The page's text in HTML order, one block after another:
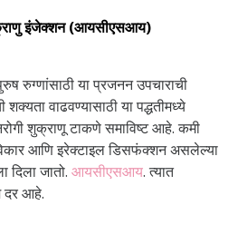
इंजेक्शन (आयसीएसआय)
रुग्णांसाठी या प्रजनन उपचाराची
वाढवण्यासाठी या पद्धतीमध्ये
शुक्राणू टाकणे समाविष्ट आहे. कमी
आणि इरेक्टाइल डिसफंक्शन असलेल्या
दिला जातो. आयसीएसआय. त्यात
​​दर आहे.